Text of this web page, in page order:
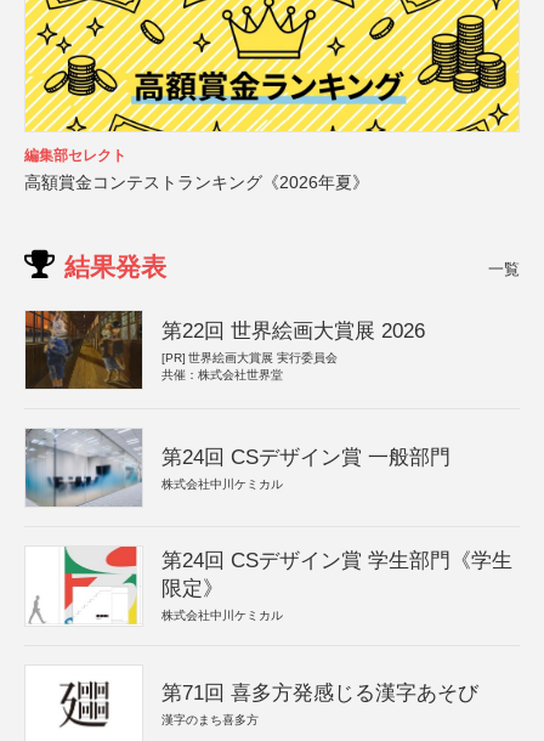
編集部セレクト
高額賞金コンテストランキング《2026年夏》
結果発表 一覧
第22回 世界絵画大賞展 2026
[PR] 世界絵画大賞展 実行委員会
共催：株式会社世界堂
第24回 CSデザイン賞 一般部門
株式会社中川ケミカル
第24回 CSデザイン賞 学生部門《学生
限定》
株式会社中川ケミカル
第71回 喜多方発感じる漢字あそび
漢字のまち喜多方